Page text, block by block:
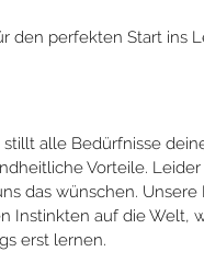
den perfekten Start ins
alle Bedürfnisse
Vorteile.
das wünschen. Unsere
Instinkten auf die Welt,
erst lernen.